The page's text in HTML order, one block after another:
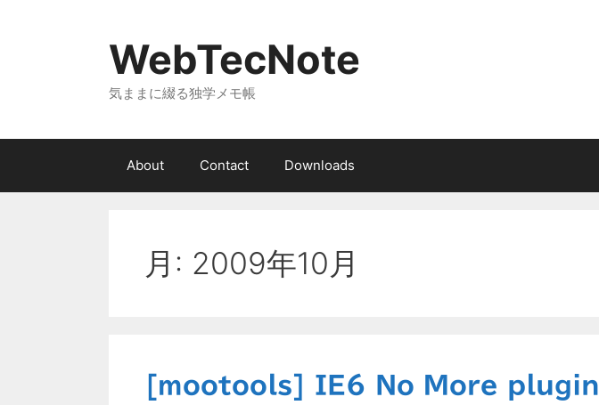
ス
ッ
WebTecNote
気ままに綴る独学メモ帳
About Contact Downloads
月: 2009年10月
[mootools] IE6 No More plugin